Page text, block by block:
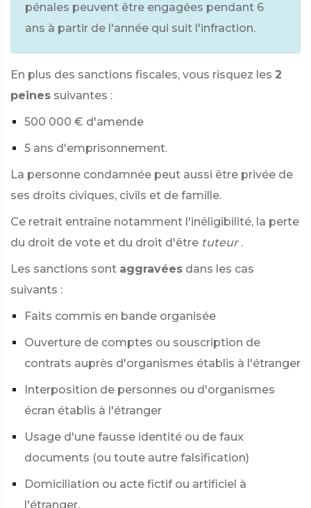
pénales peuvent être engagées pendant 6
ans à partir de l'année qui suit l'infraction.
En plus des sanctions fiscales, vous risquez les 2
peines suivantes :
500 000 € d'amende
5 ans d'emprisonnement.
La personne condamnée peut aussi être privée de
ses droits civiques, civils et de famille.
Ce retrait entraîne notamment l'inéligibilité, la perte
du droit de vote et du droit d'être tuteur .
Les sanctions sont aggravées dans les cas
suivants :
Faits commis en bande organisée
Ouverture de comptes ou souscription de
contrats auprès d'organismes établis à l'étranger
Interposition de personnes ou d'organismes
écran établis à l'étranger
Usage d'une fausse identité ou de faux
documents (ou toute autre falsification)
Domiciliation ou acte fictif ou artificiel à
l'étranger.